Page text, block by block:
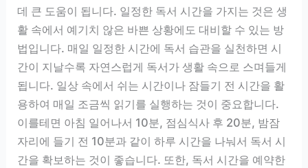
데 큰 도움이 됩니다. 일정한 독서 시간을 가지는 것은 생
활 속에서 예기치 않은 바쁜 상황에도 대비할 수 있는 방
법입니다. 매일 일정한 시간에 독서 습관을 실천하면 시
간이 지날수록 자연스럽게 독서가 생활 속으로 스며들게
됩니다. 일상 속에서 쉬는 시간이나 잠들기 전 시간을 활
용하여 매일 조금씩 읽기를 실행하는 것이 중요합니다.
이를테면 아침 일어나서 10분, 점심식사 후 20분, 밤잠
자리에 들기 전 10분과 같이 하루 시간을 나눠서 독서 시
간을 확보하는 것이 좋습니다. 또한, 독서 시간을 예약한